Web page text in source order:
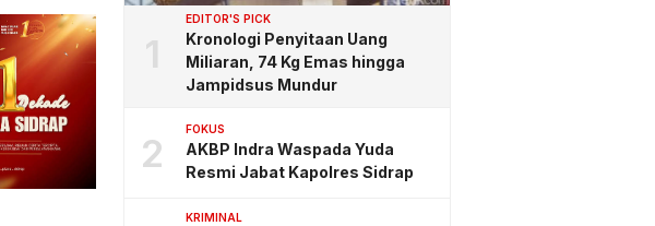
1
EDITOR'S PICK
Kronologi Penyitaan Uang
Miliaran, 74 Kg Emas hingga
Jampidsus Mundur
2
FOKUS
AKBP Indra Waspada Yuda
Resmi Jabat Kapolres Sidrap
KRIMINAL